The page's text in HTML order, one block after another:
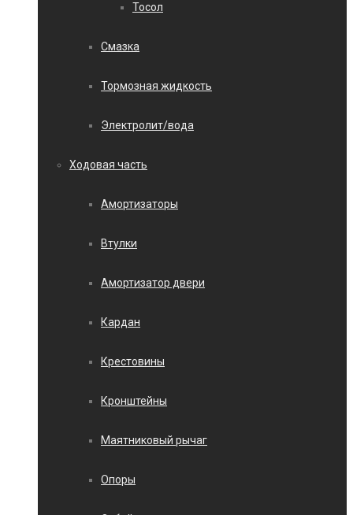
Тосол
Смазка
Тормозная жидкость
Электролит/вода
Ходовая часть
Амортизаторы
Втулки
Амортизатор двери
Кардан
Крестовины
Кронштейны
Маятниковый рычаг
Опоры